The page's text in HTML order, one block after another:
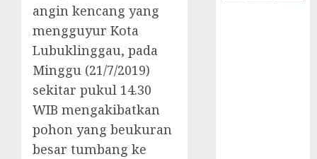
angin kencang yang
mengguyur Kota
Lubuklinggau, pada
Minggu (21/7/2019)
sekitar pukul 14.30
WIB mengakibatkan
pohon yang beukuran
besar tumbang ke